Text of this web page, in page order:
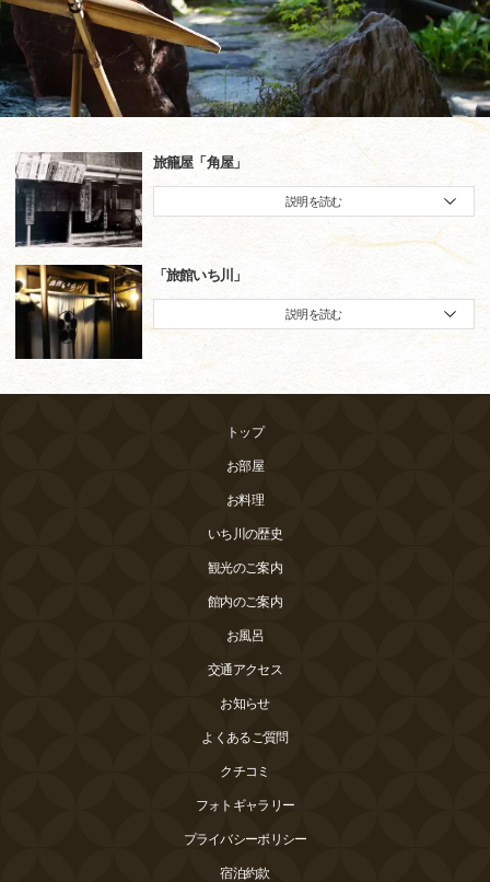
旅籠屋「角屋」
説明を読む
「旅館いち川」
説明を読む
トップ
お部屋
お料理
いち川の歴史
観光のご案内
館内のご案内
お風呂
交通アクセス
お知らせ
よくあるご質問
クチコミ
フォトギャラリー
プライバシーポリシー
宿泊約款